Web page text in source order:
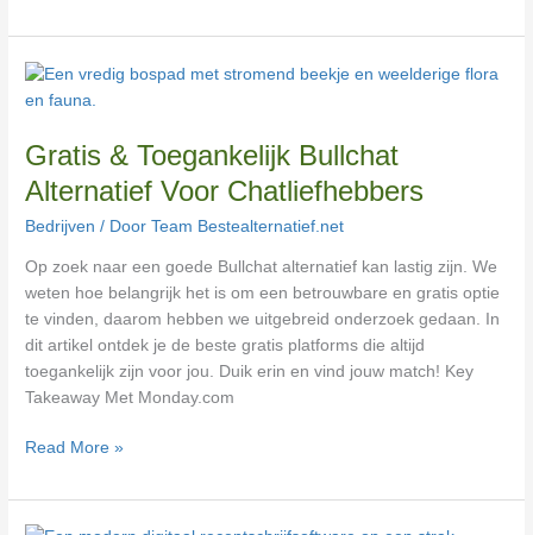
Gratis & Toegankelijk Bullchat
Alternatief Voor Chatliefhebbers
Bedrijven / DoorTeam Bestealternatief.net
Op zoek naar een goede Bullchat alternatief kan lastig zijn. We
weten hoe belangrijk het is om een betrouwbare en gratis optie
te vinden, daarom hebben we uitgebreid onderzoek gedaan. In
dit artikel ontdek je de beste gratis platforms die altijd
toegankelijk zijn voor jou. Duik erin en vind jouw match! Key
Takeaway Met Monday.com
Gratis
&
Bullchat
Alternatief
Voor
Chatliefhebbers
Read More »